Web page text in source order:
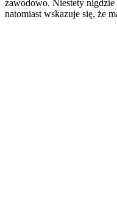
zawodowo. Niestety
natomiast wskazuje się, że